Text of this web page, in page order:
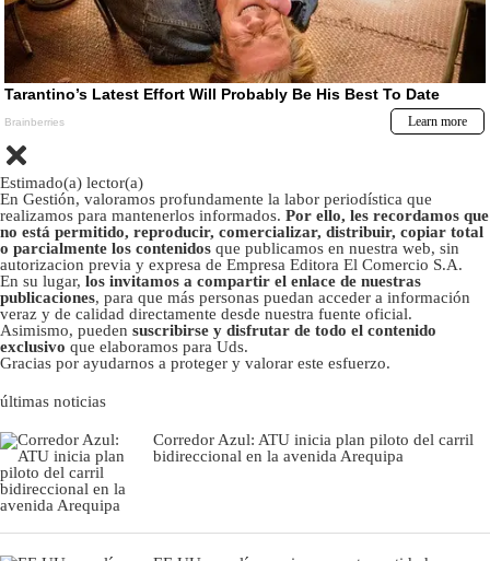
Estimado(a) lector(a)
En Gestión, valoramos profundamente la labor periodística que
realizamos para mantenerlos informados. Por ello, les recordamos que
no está permitido, reproducir, comercializar, distribuir, copiar total
o parcialmente los contenidos que publicamos en nuestra web, sin
autorizacion previa y expresa de Empresa Editora El Comercio S.A.
En su lugar, los invitamos a compartir el enlace de nuestras
publicaciones, para que más personas puedan acceder a información
veraz y de calidad directamente desde nuestra fuente oficial.
Asimismo, pueden suscribirse y disfrutar de todo el contenido
exclusivo que elaboramos para Uds.
Gracias por ayudarnos a proteger y valorar este esfuerzo.
últimas noticias
Corredor Azul: ATU inicia plan piloto del carril
bidireccional en la avenida Arequipa